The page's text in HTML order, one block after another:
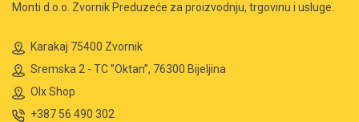
Monti d.o.o. Zvornik Preduzeće za proizvodnju, trgovinu i usluge.
Karakaj 75400 Zvornik
Sremska 2 - TC ”Oktan”, 76300 Bijeljina
Olx Shop
+387 56 490 302